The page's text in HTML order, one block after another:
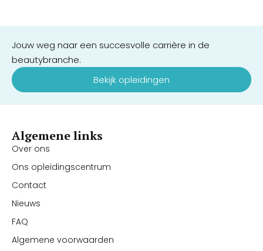
Jouw weg naar een succesvolle carrière in de
beautybranche.
Bekijk opleidingen
Algemene links
Over ons
Ons opleidingscentrum
Contact
Nieuws
FAQ
Algemene voorwaarden